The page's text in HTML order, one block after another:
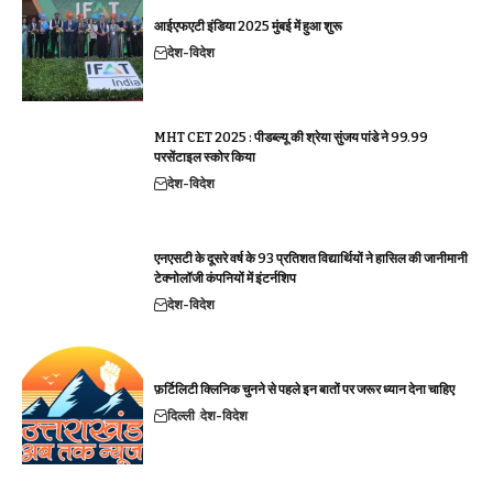
आईएफएटी इंडिया 2025 मुंबई में हुआ शुरू
देश-विदेश
MHT CET 2025 : पीडब्ल्यू की श्रेया सुंजय पांडे ने 99.99
परसेंटाइल स्कोर किया
देश-विदेश
एनएसटी के दूसरे वर्ष के 93 प्रतिशत विद्यार्थियों ने हासिल की जानीमानी
टेक्नोलॉजी कंपनियों में इंटर्नशिप
देश-विदेश
फ़र्टिलिटी क्लिनिक चुनने से पहले इन बातों पर जरूर ध्यान देना चाहिए
दिल्ली देश-विदेश